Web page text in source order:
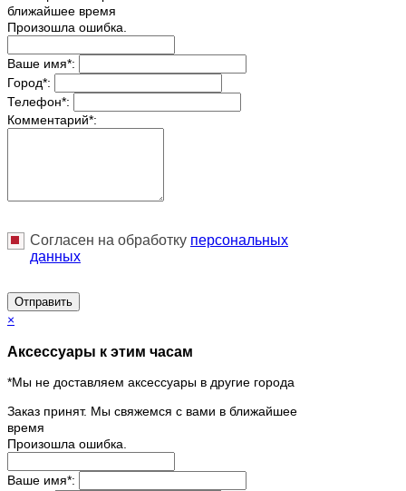
ближайшее время
Произошла ошибка.
Ваше имя*:
Город*:
Телефон*:
Комментарий*:
Согласен на обработку персональныx
данных
Отправить
×
Аксессуары к этим часам
*Мы не доставляем аксессуары в другие города
Заказ принят. Мы свяжемся с вами в ближайшее
время
Произошла ошибка.
Ваше имя*: